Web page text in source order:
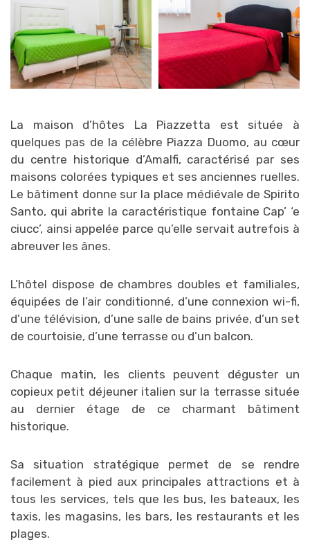
La maison d’hôtes La Piazzetta est située à
quelques pas de la célèbre Piazza Duomo, au cœur
du centre historique d’Amalfi, caractérisé par ses
maisons colorées typiques et ses anciennes ruelles.
Le bâtiment donne sur la place médiévale de Spirito
Santo, qui abrite la caractéristique fontaine Cap’ ‘e
ciucc’, ainsi appelée parce qu’elle servait autrefois à
abreuver les ânes.
L’hôtel dispose de chambres doubles et familiales,
équipées de l’air conditionné, d’une connexion wi-fi,
d’une télévision, d’une salle de bains privée, d’un set
de courtoisie, d’une terrasse ou d’un balcon.
Chaque matin, les clients peuvent déguster un
copieux petit déjeuner italien sur la terrasse située
au dernier étage de ce charmant bâtiment
historique.
Sa situation stratégique permet de se rendre
facilement à pied aux principales attractions et à
tous les services, tels que les bus, les bateaux, les
taxis, les magasins, les bars, les restaurants et les
plages.